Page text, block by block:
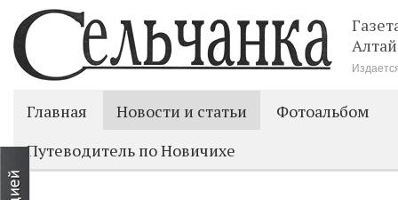
Главная Новости и статьи
Фотоальбом
Путеводитель по Новичихе